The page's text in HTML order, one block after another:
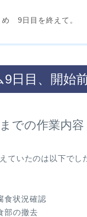
め 9日目を終えて。
9日目、開始
での作業内容
ていたのは以下でし
食状況確認
部の撤去